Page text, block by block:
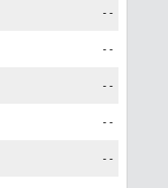
--
--
--
--
--